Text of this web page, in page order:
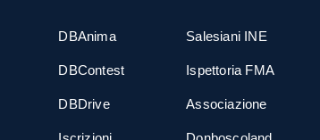
DBAnima
DBContest
DBDrive
Salesiani INE
Ispettoria FMA
Associazione